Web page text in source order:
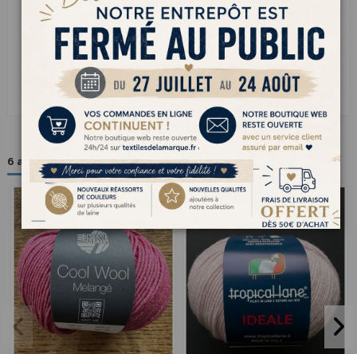
Extrafine et incroyablement douce, elle se tricote avec un plaisir fou
et donne un rendu souple, léger et parfaitement régulier. Idéale
pour les pulls fins, les vêtements bébé ou les accessoires élégants,
elle allie chaleur et légèreté sans jamais gratter. Une laine
naturelle dune grande douceur qui sublime les mailles et fait de
chaque projet un vrai moment de détente et de plaisir à tricoter.
6 autres produits dans la même catégorie :